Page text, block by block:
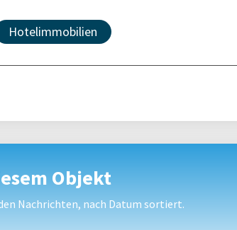
Hotelimmobilien
Objekt
Nachrichten, nach Datum sortiert.